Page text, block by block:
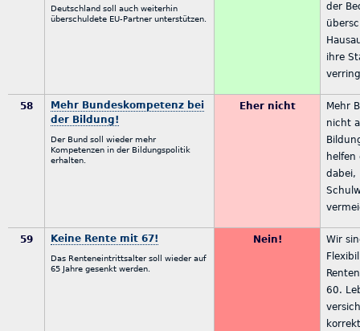
Deutschland soll auch weiterhin
überschuldete EU-Partner unterstützen.
der
ihre
58
Mehr Bundeskompetenz bei
der Bildung!
Der Bund soll wieder mehr
Kompetenzen in der Bildungspolitik
erhalten.
Eher nicht
Mehr
nicht
helfen
dabei,
59 Keine Rente mit 67!
Das Renteneintrittsalter soll wieder auf
65 Jahre gesenkt werden.
Nein!
Wir
60.